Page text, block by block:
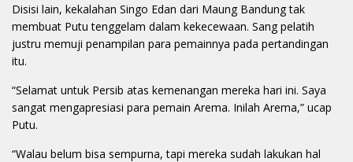
Disisi lain, kekalahan Singo Edan dari Maung Bandung tak
membuat Putu tenggelam dalam kekecewaan. Sang pelatih
justru memuji penampilan para pemainnya pada pertandingan
itu.
“Selamat untuk Persib atas kemenangan mereka hari ini. Saya
sangat mengapresiasi para pemain Arema. Inilah Arema,” ucap
Putu.
“Walau belum bisa sempurna, tapi mereka sudah lakukan hal